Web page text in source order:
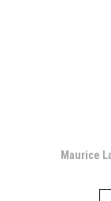
Maurice